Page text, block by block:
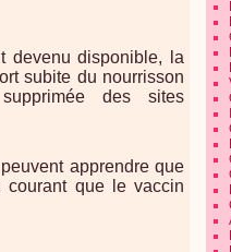
devenu disponible, la
subite du nourrisson
des sites
apprendre que
courant que le vaccin